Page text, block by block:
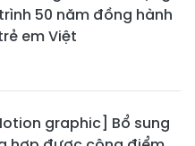
50 năm đồng hành
em Việt
graphic] Bổ sung